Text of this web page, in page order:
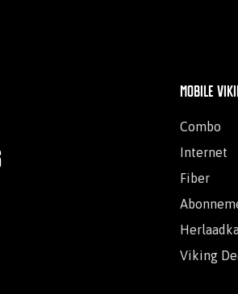
Mobile
Combo
Internet
Fiber
Viking